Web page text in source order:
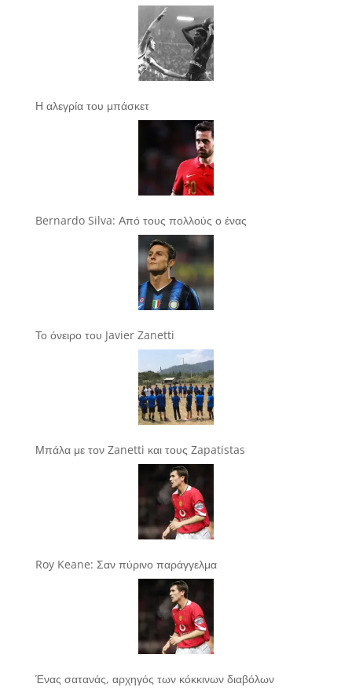
Η αλεγρία του μπάσκετ
Bernardo Silva: Από τους πολλούς ο ένας
Το όνειρο του Javier Zanetti
Μπάλα με τον Zanetti και τους Zapatistas
Roy Keane: Σαν πύρινο παράγγελμα
Ένας σατανάς, αρχηγός των κόκκινων διαβόλων